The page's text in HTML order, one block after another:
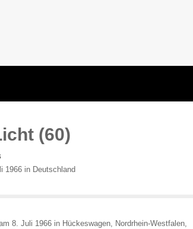
(60)
1966 in Deutschland
8. Juli 1966 in Hückeswagen, Nordrhein-Westfalen,